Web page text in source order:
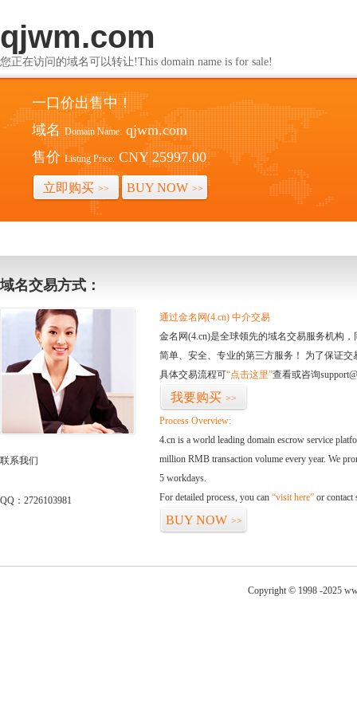
qjwm.com
您正在访问的域名可以转让!This domain name is for sale!
一口价出售中！
域名 Domain Name: qjwm.com
售价 Listing Price: CNY 25997.00
立即购买 >> BUY NOW >>
域名交易方式：
联系我们
QQ：2726103981
通过金名网(4.cn) 中介交易
金名网(4.cn)是全球领先的域名交易服务机构
简单、安全、专业的第三方服务！ 为了保证
具体交易流程可“点击这里”查看或咨询
我要购买 >>
Process Overview:
4.cn is a world leading domain escrow service
million RMB transaction volume every year. We
5 workdays.
For detailed process, you can “visit here” or contact
BUY NOW >>
Copyright © 1998 -2025